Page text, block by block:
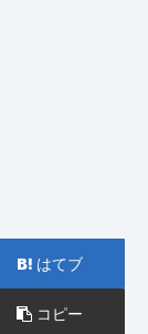
はてブ
コピー